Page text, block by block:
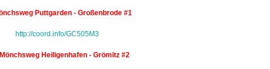
Puttgarden - Großenbrode #1
http://coord.info/GC505M3
Heiligenhafen - Grömitz #2